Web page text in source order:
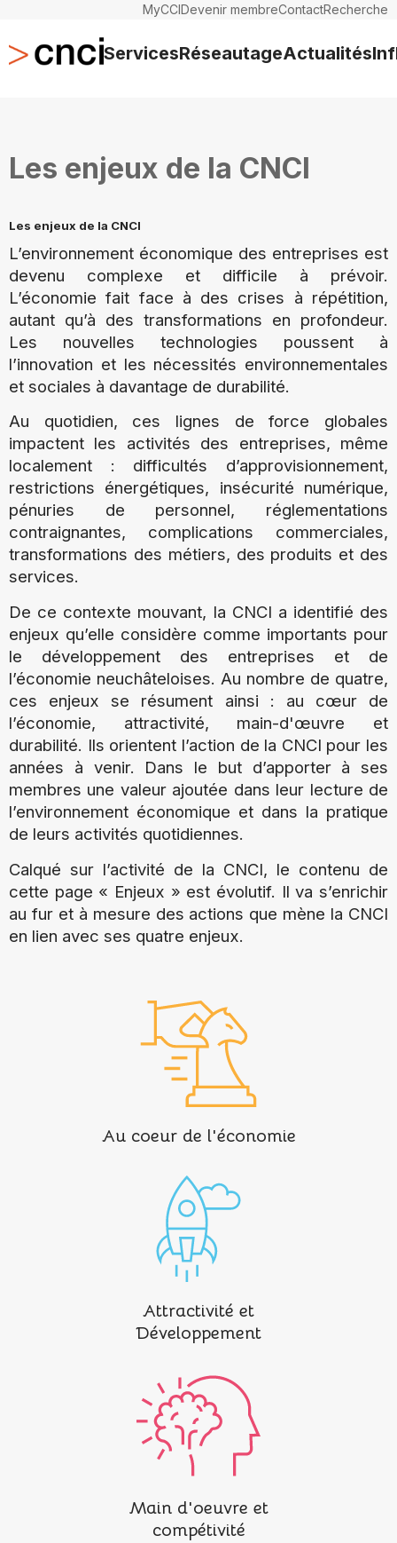
MyCCIDevenir membreContactRecherche
ServicesRéseautageActualités
Les enjeux de la CNCI
Les enjeux de la CNCI
L’environnement économique des entreprises est
devenu complexe et difficile à prévoir.
L’économie fait face à des crises à répétition,
autant qu’à des transformations en profondeur.
Les nouvelles technologies poussent à
l’innovation et les nécessités environnementales
et sociales à davantage de durabilité.
Au quotidien, ces lignes de force globales
impactent les activités des entreprises, même
localement : difficultés d’approvisionnement,
restrictions énergétiques, insécurité numérique,
pénuries de personnel, réglementations
contraignantes, complications commerciales,
transformations des métiers, des produits et des
services.
De ce contexte mouvant, la CNCI a identifié des
enjeux qu’elle considère comme importants pour
le développement des entreprises et de
l’économie neuchâteloises. Au nombre de quatre,
ces enjeux se résument ainsi : au cœur de
l’économie, attractivité, main-d'œuvre et
durabilité. Ils orientent l’action de la CNCI pour les
années à venir. Dans le but d’apporter à ses
membres une valeur ajoutée dans leur lecture de
l’environnement économique et dans la pratique
de leurs activités quotidiennes.
Calqué sur l’activité de la CNCI, le contenu de
cette page « Enjeux » est évolutif. Il va s’enrichir
au fur et à mesure des actions que mène la CNCI
en lien avec ses quatre enjeux.
Au coeur de l'économie
Attractivité et
Développement
Main d'oeuvre et
compétivité